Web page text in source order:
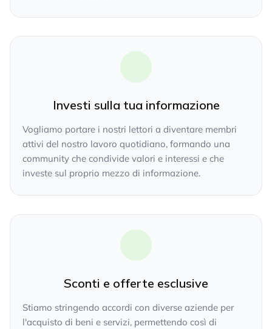
Investi sulla tua informazione
Vogliamo portare i nostri lettori a diventare membri
attivi del nostro lavoro quotidiano, formando una
community che condivide valori e interessi e che
investe sul proprio mezzo di informazione.
Sconti e offerte esclusive
Stiamo stringendo accordi con diverse aziende per
l'acquisto di beni e servizi, permettendo così di